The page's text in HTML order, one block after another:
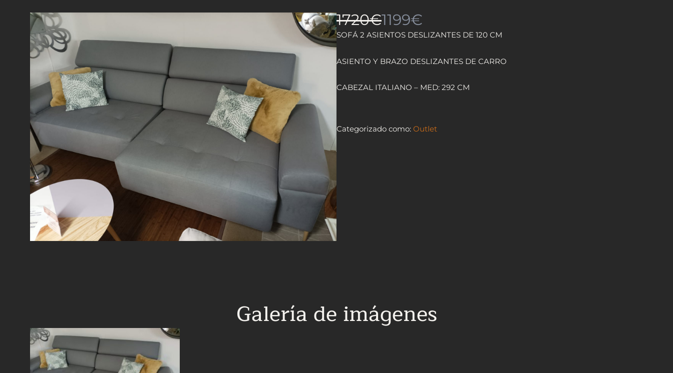
1720€1199€
SOFÁ 2 ASIENTOS DESLIZANTES DE 120 CM
ASIENTO Y BRAZO DESLIZANTES DE CARRO
CABEZAL ITALIANO – MED: 292 CM
Categorizado como: Outlet
Galería de imágenes